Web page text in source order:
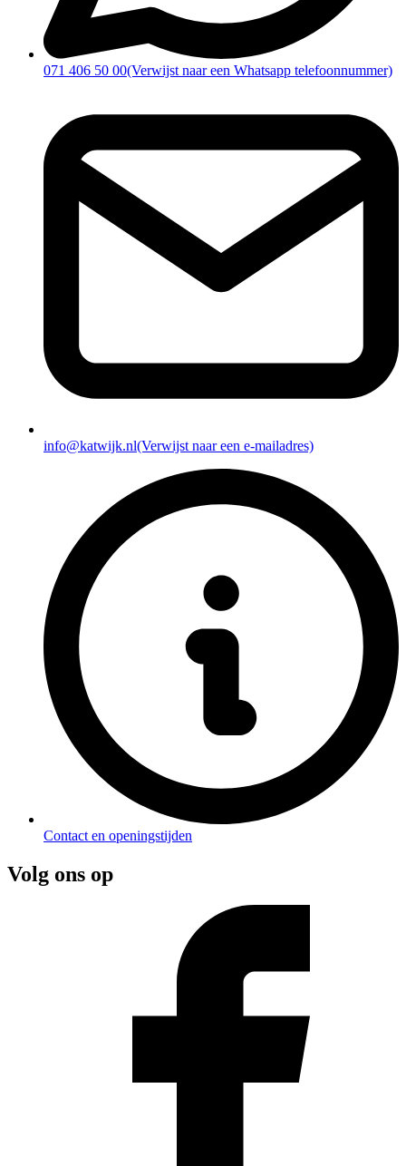
071 406 50 00(Verwijst naar een Whatsapp telefoonnummer)
info@katwijk.nl(Verwijst naar een e-mailadres)
Contact en openingstijden
Volg ons op